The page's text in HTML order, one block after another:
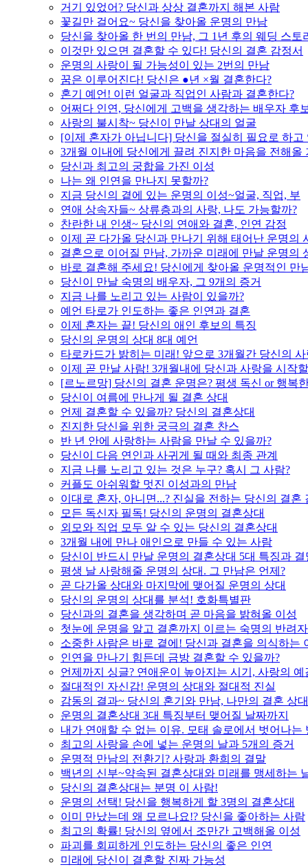
거기 있었어? 당신과 상상 결혼까지 해본 사람
꽃길만 걸어요~ 당신을 찾아올 운명의 만남
당신을 찾아올 한 번의 만남, 그 1년 후의 웨딩 스토
이것만 있으면 결혼할 수 있다! 당신의 결혼 감정서
운명의 사랑이 될 가능성이 있는 2번의 만남
꿈은 이루어진다! 당신은 ●년 ×월 결혼한다?
혼기 예언! 이런 얼굴과 직업인 사람과 결혼한다?
어쩌다 인연, 당신에게 고백을 생각하는 배우자 후보
사랑의 불시착~ 당신이 만날 상대의 얼굴
[이제 혼자가 아닙니다] 당신을 절실히 필요로 하고
3개월 이내에 당신에게 끌려 진지한 마음을 전해올
당신과 최고의 궁합을 가진 이성
나는 왜 인연을 만나지 못할까?
지금 당신의 곁에 있는 운명의 이성~얼굴, 직업, 부
연애 상속자들~ 상류층과의 사랑, 나도 가능할까?
찬란한 내 인생~ 당신의 연애와 결혼, 인연 감정
이제 곧 다가올 당신과 만나기 위해 태어난 운명의
결혼으로 이어질 만남, 가까운 미래에 만날 운명의
바로 결혼해 주세요! 당신에게 찾아올 운명적인 만
당신이 만날 숙명의 배우자, 그 9개의 증거
지금 나를 노리고 있는 사람이 있을까?
예언 타로가 인도하는 좋은 인연과 결혼
이제 혼자는 끝! 당신의 애인 후보의 특징
당신의 운명의 상대 8대 예언
타로카드가 밝히는 미래! 앞으로 3개월간 당신의
이제 곧 만날 사람! 3개월내에 당신과 사랑을 시작
[르노르망] 당신의 결혼 운명은? 평생 독신 or 행복
당신이 여름에 만나게 될 결혼 상대
언제 결혼할 수 있을까? 당신의 결혼상대
진지한 당신을 위한 궁극의 결혼 찬스
반 년 안에 사랑하는 사람을 만날 수 있을까?
당신이 다음 연인과 사귀게 될 때와 최종 관계
지금 나를 노리고 있는 것은 누구? 혹시 그 사람?
커플도 아쉬워할 멋진 이성과의 만남
이대로 혼자, 아니면...? 진실을 전하는 당신의 결혼
모든 독신자 필독! 당신의 운명의 결혼상대
외모와 직업 모두 알 수 있는 당신의 결혼상대
3개월 내에 만나 애인으로 만들 수 있는 사람
당신이 반드시 만날 운명의 결혼상대 5대 특징과 결
평생 날 사랑해줄 운명의 상대. 그 만남은 언제?
곧 다가올 상대와 마지막에 맺어질 운명의 상대
당신의 운명의 상대를 분석! 호화특별판
당신과의 결혼을 생각하며 곧 마음을 밝혀올 이성
첫눈에 운명을 알고 결혼까지 이르는 숙명의 반려자
소중한 사람은 바로 곁에! 당신과 결혼을 의식하는
인연을 만나기 힘든데 금방 결혼할 수 있을까?
언제까지 싱글? 연애운이 높아지는 시기, 사랑의 예
절대적인 자신감! 운명의 상대와 절대적 진실
감동의 결과~ 당신의 혼기와 만남, 나만의 결혼 상대
운명의 결혼상대 3대 특징부터 맺어질 날짜까지
내가 연애할 수 없는 이유. 모태 솔로에서 벗어나는
최고의 사랑을 손에 넣는 운명의 날과 5개의 증거
운명적 만남의 전환기? 사랑과 환희의 결말
백년의 신부~약속된 결혼상대와 미래를 맹세하는
당신의 결혼상대는 분명 이 사람!
운명의 선택! 당신을 행복하게 할 3명의 결혼상대
이미 만났는데 왜 모르나요!? 당신을 좋아하는 사람
최고의 확률! 당신의 옆에서 조만간 고백해올 이성
파괴를 회피하게 인도하는 당신의 좋은 인연
미래에 당신이 결혼할 진짜 가능성